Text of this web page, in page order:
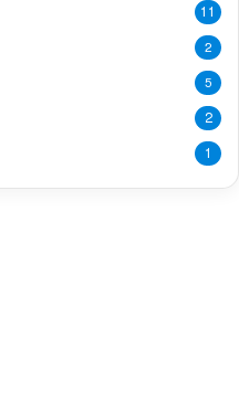
11
2
5
2
1